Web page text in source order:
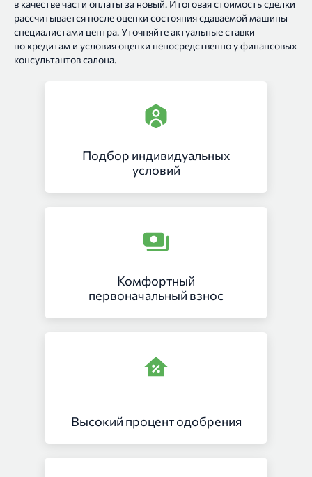
в качестве части оплаты за новый. Итоговая стоимость сделки
рассчитывается после оценки состояния сдаваемой машины
специалистами центра. Уточняйте актуальные ставки
по кредитам и условия оценки непосредственно у финансовых
консультантов салона.
Подбор индивидуальных
условий
Комфортный
первоначальный взнос
Высокий процент одобрения